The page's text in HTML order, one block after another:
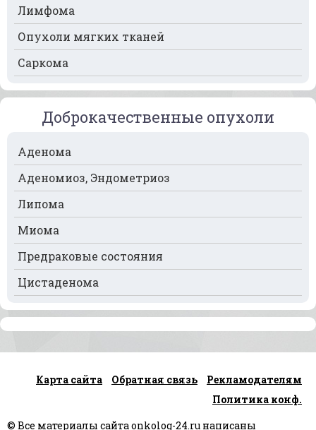
Рак молочной железы
Рак мочевого пузыря
Рак носа
Рак печени
Рак пищевода
Рак поджелудочной железы
Рак предстательной железы
Рак почек
Рак селезёнки
Рак сердца
Рак спинного мозга
Рак шейки матки
Рак языка
Лимфома
Опухоли мягких тканей
Саркома
Доброкачественные опухоли
Аденома
Аденомиоз, Эндометриоз
Липома
Миома
Предраковые состояния
Цистаденома
Карта сайта Обратная связь
Рекламодателям
Политика конф.
© Все материалы сайта onkolog-24.ru написаны